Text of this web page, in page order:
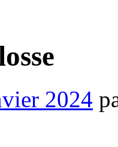
2024